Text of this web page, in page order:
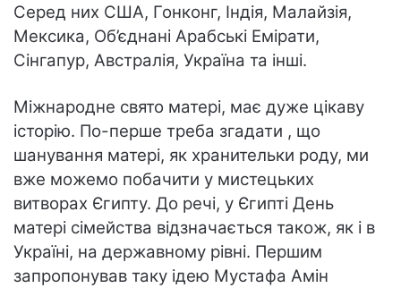
Серед них США, Гонконг, Індія, Малайзія,
Мексика, Об’єднані Арабські Емірати,
Сінгапур, Австралія, Україна та інші.
Міжнародне свято матері, має дуже цікаву
історію. По-перше треба згадати , що
шанування матері, як хранительки роду, ми
вже можемо побачити у мистецьких
витворах Єгипту. До речі, у Єгипті День
матері сімейства відзначається також, як і в
Україні, на державному рівні. Першим
запропонував таку ідею Мустафа Амін